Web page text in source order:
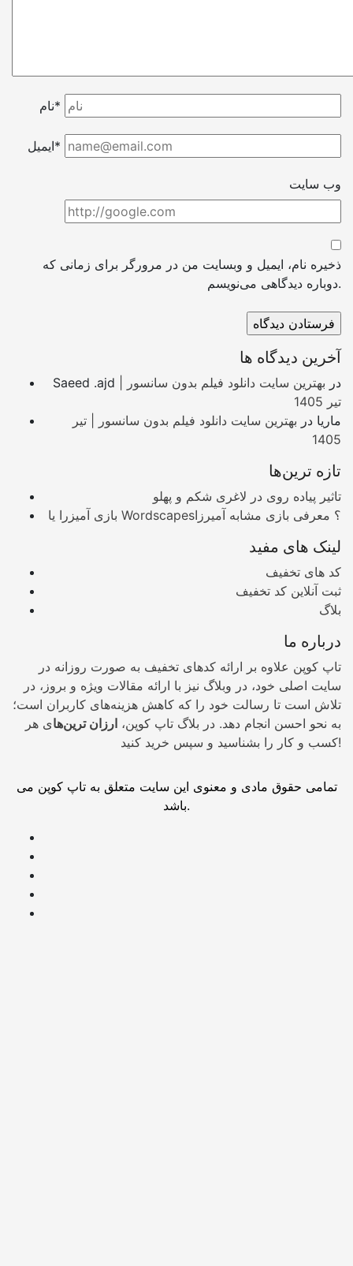
نام*
ایمیل*
وب سایت
ذخیره نام، ایمیل و وبسایت من در مرورگر برای زمانی که
دوباره دیدگاهی می‌نویسم.
آخرین دیدگاه ها
Saeed .ajd در بهترین سایت دانلود فیلم بدون سانسور |
تیر 1405
ماریا در بهترین سایت دانلود فیلم بدون سانسور | تیر
1405
تازه ترین‌ها
تاثیر پیاده روی در لاغری شکم و پهلو
بازی آمیزرا یا Wordscapes؟ معرفی بازی مشابه آمیرزا
لینک های مفید
کد های تخفیف
ثبت آنلاین کد تخفیف
بلاگ
درباره ما
تاپ کوپن علاوه بر ارائه کدهای تخفیف به صورت روزانه در
سایت اصلی خود، در وبلاگ نیز با ارائه مقالات ویژه و بروز، در
تلاش است تا رسالت خود را که کاهش هزینه‌های کاربران است؛
به نحو احسن انجام دهد. در بلاگ تاپ کوپن، ارزان ترین‌های هر
کسب و کار را بشناسید و سپس خرید کنید!
تمامی حقوق مادی و معنوی این سایت متعلق به تاپ کوپن می
باشد.